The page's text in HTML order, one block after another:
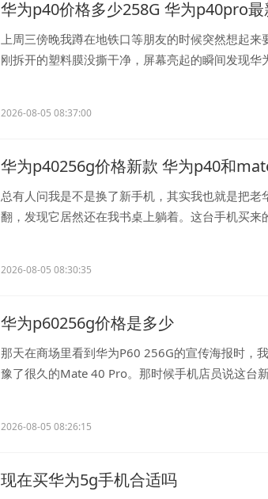
华为p40价格多少258G 华为p40pro最
上周三傍晚我蹲在地铁口等朋友的时候突然想起
刚拆开的塑料膜没撕干净，屏幕亮起的瞬间发现
2026-08-05 08:37:00
华为p40256g价格新款 华为p40和
总有人问我是不是换了新手机，其实我也就是把
翻，发现它居然还在我书桌上躺着。这台手机买来
2026-08-05 08:30:35
华为p60256g价格是多少
那天在商场里看到华为P60 256G的宣传海报时，
豫了很久的Mate 40 Pro。那时候手机店员说这台
2026-08-05 08:26:15
现在买华为5g手机合适吗